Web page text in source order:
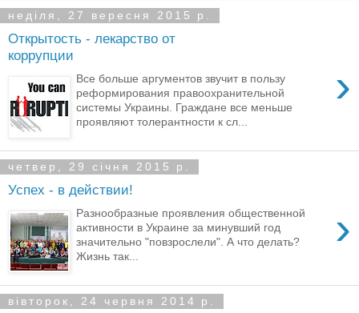
неділя, 27 вересня 2015 р.
Открытость - лекарство от
коррупции
›
Все больше аргументов звучит в пользу
реформирования правоохранительной
системы Украины. Граждане все меньше
проявляют толерантности к сл...
четвер, 29 січня 2015 р.
Успех - в действии!
›
Разнообразные проявления общественной
активности в Украине за минувший год
значительно "повзрослели". А что делать?
Жизнь так...
вівторок, 24 червня 2014 р.